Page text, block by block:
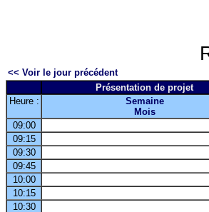
<< Voir le jour précédent
Présentation de projet
Heure :
Semaine
Mois
09:00
09:15
09:30
09:45
10:00
10:15
10:30